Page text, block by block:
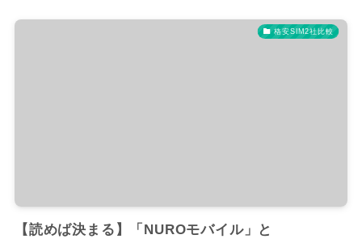
格安SIM2社比較
【読めば決まる】「NUROモバイル」と